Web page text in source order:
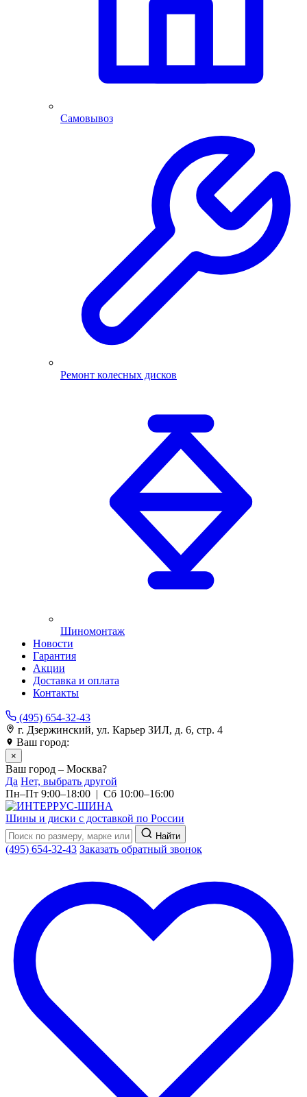
Самовывоз
Ремонт колесных дисков
Шиномонтаж
Новости
Гарантия
Акции
Доставка и оплата
Контакты
(495) 654-32-43
г. Дзержинский, ул. Карьер ЗИЛ, д. 6, стр. 4
Ваш город:
×
Ваш город – Москва?
Да Нет, выбрать другой
Пн–Пт 9:00–18:00 | Сб 10:00–16:00
Шины и диски с доставкой по России
Найти
(495) 654-32-43 Заказать обратный звонок